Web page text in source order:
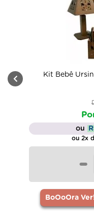
Kit Bebê
ou
ou 2x
-
BoOoOra